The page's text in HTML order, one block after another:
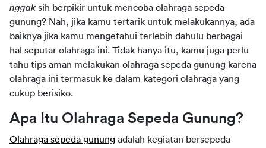
nggak sih berpikir untuk mencoba olahraga sepeda
gunung? Nah, jika kamu tertarik untuk melakukannya, ada
baiknya jika kamu mengetahui terlebih dahulu berbagai
hal seputar olahraga ini. Tidak hanya itu, kamu juga perlu
tahu tips aman melakukan olahraga sepeda gunung karena
olahraga ini termasuk ke dalam kategori olahraga yang
cukup berisiko.
Apa Itu Olahraga Sepeda Gunung?
Olahraga sepeda gunung adalah kegiatan bersepeda